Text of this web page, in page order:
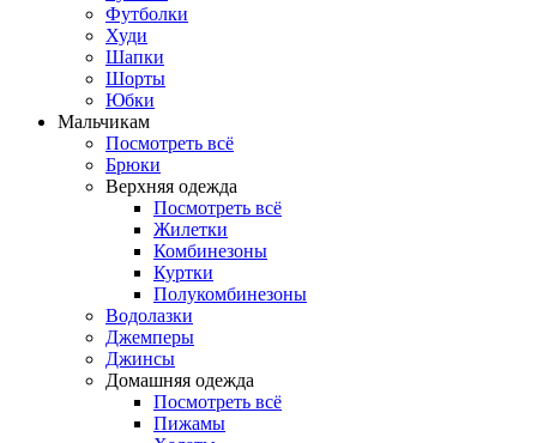
Футболки
Худи
Шапки
Шорты
Юбки
Мальчикам
Посмотреть всё
Брюки
Верхняя одежда
Посмотреть всё
Жилетки
Комбинезоны
Куртки
Полукомбинезоны
Водолазки
Джемперы
Джинсы
Домашняя одежда
Посмотреть всё
Пижамы